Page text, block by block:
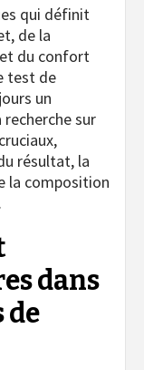
qui définit
de la
du confort
test de
un
sur
résultat, la
la composition
dans
de